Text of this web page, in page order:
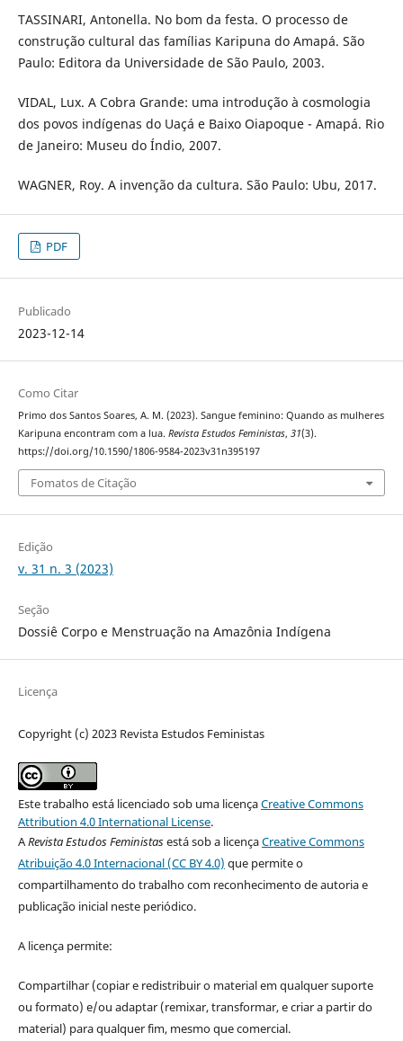
TASSINARI, Antonella. No bom da festa. O processo de
construção cultural das famílias Karipuna do Amapá. São
Paulo: Editora da Universidade de São Paulo, 2003.
VIDAL, Lux. A Cobra Grande: uma introdução à cosmologia
dos povos indígenas do Uaçá e Baixo Oiapoque - Amapá. Rio
de Janeiro: Museu do Índio, 2007.
WAGNER, Roy. A invenção da cultura. São Paulo: Ubu, 2017.
PDF
Publicado
2023-12-14
Como Citar
Primo dos Santos Soares, A. M. (2023). Sangue feminino: Quando as mulheres
Karipuna encontram com a lua. Revista Estudos Feministas, 31(3).
https://doi.org/10.1590/1806-9584-2023v31n395197
Fomatos de Citação
Edição
v. 31 n. 3 (2023)
Seção
Dossiê Corpo e Menstruação na Amazônia Indígena
Licença
Copyright (c) 2023 Revista Estudos Feministas
Este trabalho está licenciado sob uma licençaCreative Commons
Attribution 4.0 International License.
ARevista Estudos Feministasestá sob a licençaCreative Commons
Atribuição 4.0 Internacional (CC BY 4.0) que permite o
compartilhamento do trabalho com reconhecimento de autoria e
publicação inicial neste periódico.
A licença permite:
Compartilhar (copiar e redistribuir o material em qualquer suporte
ou formato) e/ou adaptar (remixar, transformar, e criar a partir do
material) para qualquer fim, mesmo que comercial.